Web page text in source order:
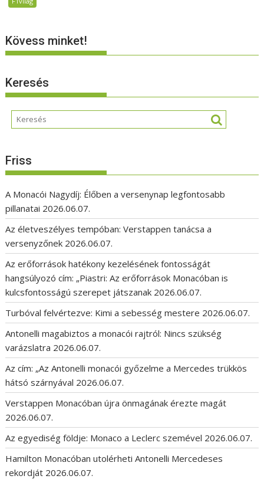
Kövess minket!
Keresés
Friss
A Monacói Nagydíj: Élőben a versenynap legfontosabb
pillanatai 2026.06.07.
Az életveszélyes tempóban: Verstappen tanácsa a
versenyzőnek 2026.06.07.
Az erőforrások hatékony kezelésének fontosságát
hangsúlyozó cím: „Piastri: Az erőforrások Monacóban is
kulcsfontosságú szerepet játszanak 2026.06.07.
Turbóval felvértezve: Kimi a sebesség mestere 2026.06.07.
Antonelli magabiztos a monacói rajtról: Nincs szükség
varázslatra 2026.06.07.
Az cím: „Az Antonelli monacói győzelme a Mercedes trükkös
hátsó szárnyával 2026.06.07.
Verstappen Monacóban újra önmagának érezte magát
2026.06.07.
Az egyediség földje: Monaco a Leclerc szemével 2026.06.07.
Hamilton Monacóban utolérheti Antonelli Mercedeses
rekordját 2026.06.07.